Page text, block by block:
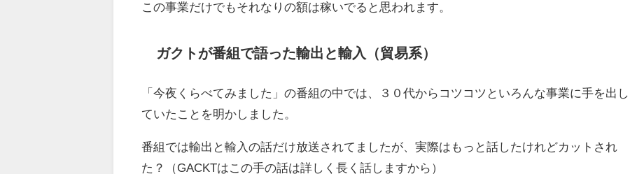
この事業だけでもそれなりの額は稼いでると思われます。
ガクトが番組で語った輸出と輸入（貿易系）
「今夜くらべてみました」の番組の中では、３０代からコツコツといろんな事業に手を出し
ていたことを明かしました。
番組では輸出と輸入の話だけ放送されてましたが、実際はもっと話したけれどカットされ
た？（GACKTはこの手の話は詳しく長く話しますから）